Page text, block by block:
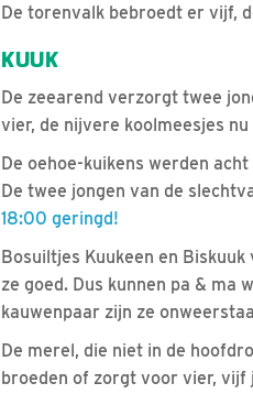
De torenvalk bebroedt er vijf,
KUUK
De zeearend verzorgt twee
vier, de nijvere koolmeesjes
De oehoe-kuikens werden
De twee jongen van de
18:00 geringd!
Bosuiltjes Kuukeen en
ze goed. Dus kunnen pa & ma
kauwenpaar zijn ze
De merel, die niet in de
broeden of zorgt voor vier, vijf